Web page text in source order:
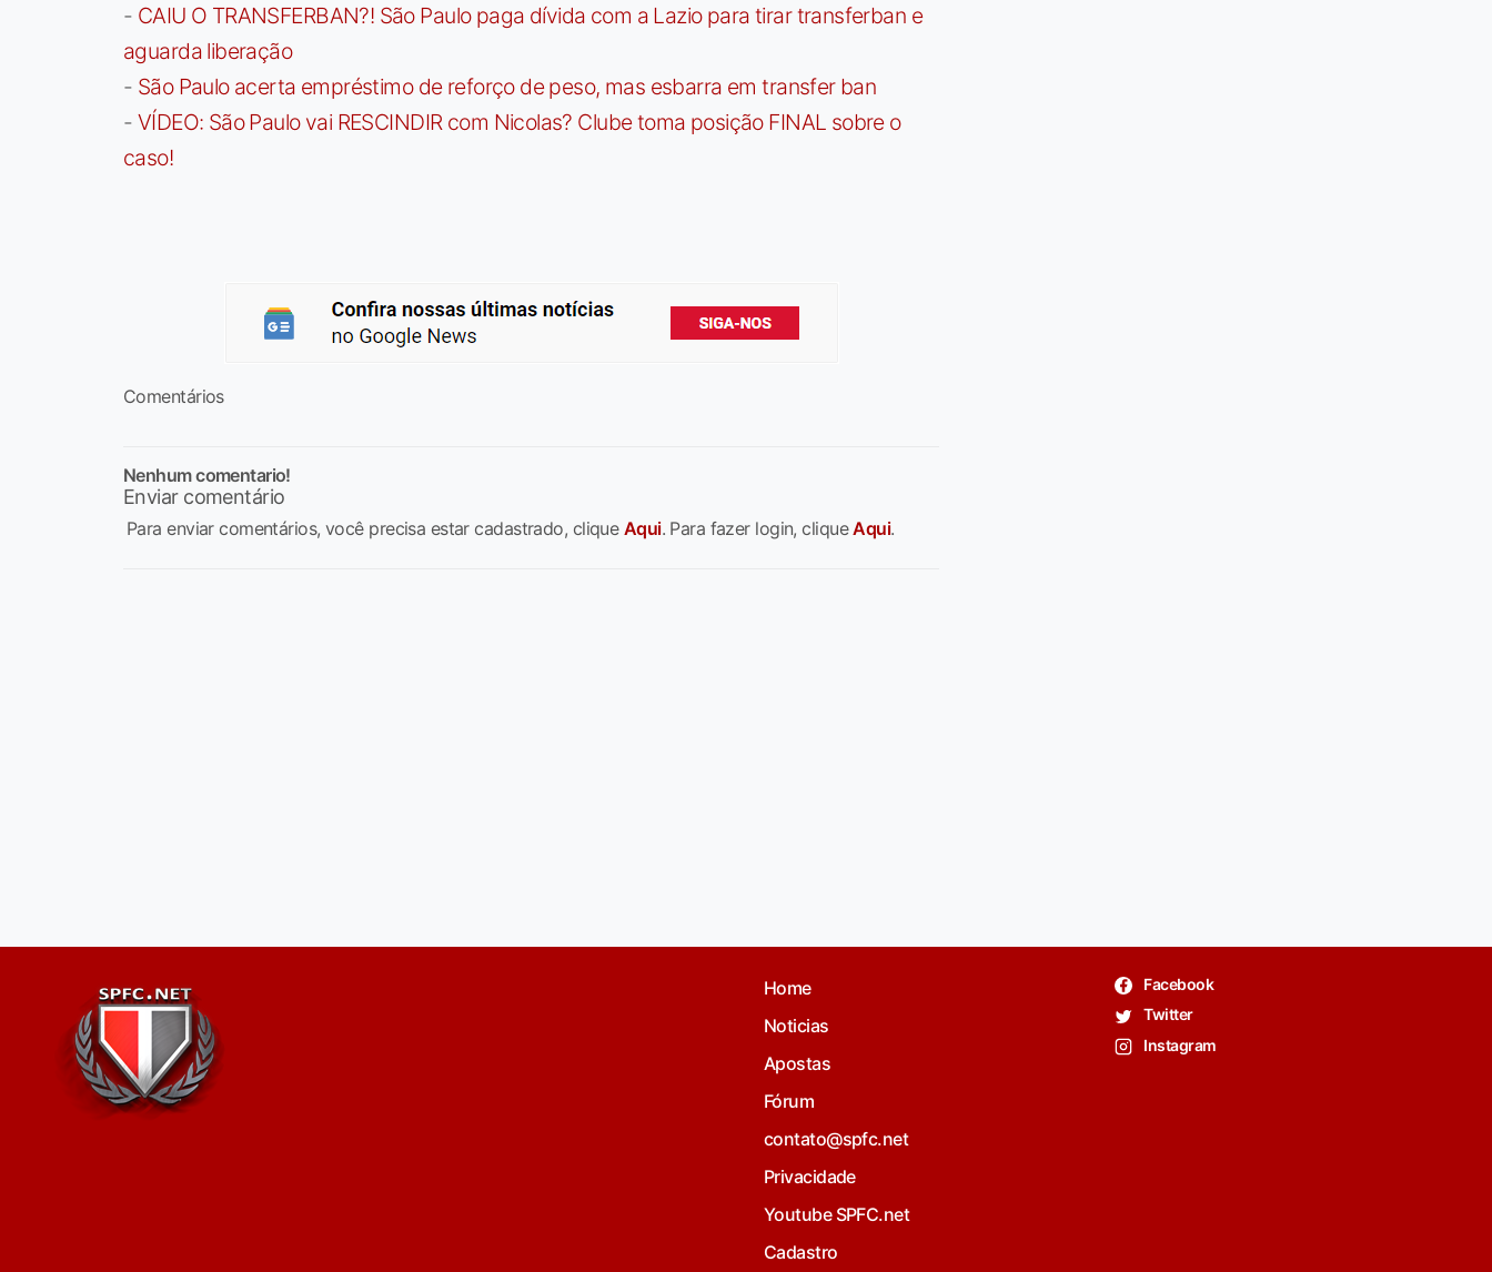
- CAIU O TRANSFERBAN?! São Paulo paga dívida com a Lazio para tirar transferban e
aguarda liberação
- São Paulo acerta empréstimo de reforço de peso, mas esbarra em transfer ban
- VÍDEO: São Paulo vai RESCINDIR com Nicolas? Clube toma posição FINAL sobre o
caso!
Comentários
Nenhum comentario!
Enviar comentário
Para enviar comentários, você precisa estar cadastrado, clique Aqui. Para fazer login, cliqueAqui.
Home
Noticias
Apostas
Fórum
contato@spfc.net
Privacidade
Youtube SPFC.net
Cadastro
Facebook
Twitter
Instagram